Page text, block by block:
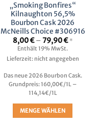
„Smoking Bonfires“
Kilnaughton 56,5%
Bourbon Cask 2026
McNeills Choice #306916
8,00€ – 79,90€
bis
79,90 €
*
Enthält 19% MwSt.
Lieferzeit: nicht angegeben
Das neue 2026 Bourbon Cask.
Grundpreis: 160,00€/1L –
114,14€/1L
MENGE WÄHLEN